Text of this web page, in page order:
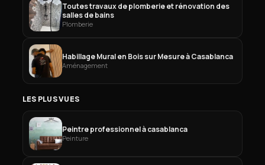
Toutes travaux de plomberie et rénovation des
salles de bains
Plomberie
Habillage Mural en Bois sur Mesure à Casablanca
Aménagement
LES PLUS VUES
Peintre professionnel à casablanca
Peinture